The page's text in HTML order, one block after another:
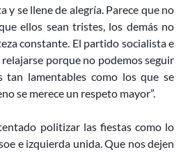
y se llene de alegría. Parece que no
ellos sean tristes, los demás no
constante. El partido socialista e
porque no podemos seguir
tan lamentables como los que se
se merece un respeto mayor”.
politizar las fiestas como lo
e izquierda unida. Que nos dejen